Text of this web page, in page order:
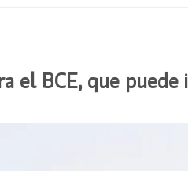
el BCE, que